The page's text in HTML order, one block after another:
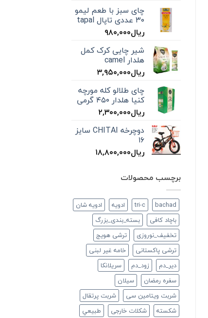
چای سبز با طعم لیمو
۳۰ عددی تاپال tapal
ریال۹۸۰,۰۰۰
شیر چایی کرک کمل
هلدار camel
ریال۳,۹۵۰,۰۰۰
چای طلالو کله مورچه
کنیا هلدار ۴۵۰ گرمی
ریال۲,۳۰۰,۰۰۰
دوچرخه CHITAI سایز
۱۶
ریال۱۸,۸۰۰,۰۰۰
برچسب محصولات
bachad
tri-c ادویه
ادویه شان
باچاد کافی
بسته_بندی_بزرگ
تخفیف_نوروزی
ترشی هویج
ترشی پاکستانی
خامه غیر لبنی
دير_دم
زود_دم
سريلانكا
سفره رمضان
سيلان
شربت ویتامین سی
شربت پرتقال
شكسته
شکلات خارجی
طبيعي